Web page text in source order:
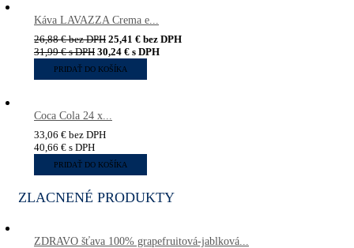
Káva LAVAZZA Crema e...
26,88€bez DPH 25,41 € bez DPH
31,99€s DPH 30,24 € s DPH
PRIDAŤ DO KOŠÍKA
Coca Cola 24 x...
33,06 € bez DPH
40,66 € s DPH
PRIDAŤ DO KOŠÍKA
ZLACNENÉ PRODUKTY
ZDRAVO šťava 100% grapefruitová-jablková...